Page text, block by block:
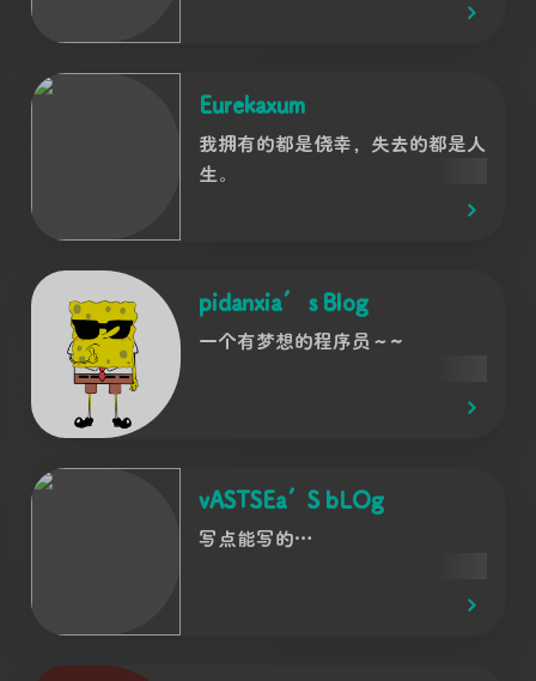
Eurekaxum
我拥有的都是侥幸，失去的都是人
生。
pidanxia’ s Blog
一个有梦想的程序员～~
vASTSEa’S bLOg
写点能写的…